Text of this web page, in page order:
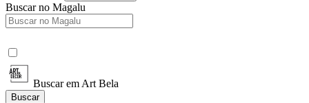
Buscar no Magalu
Buscar em Art Bela
Buscar